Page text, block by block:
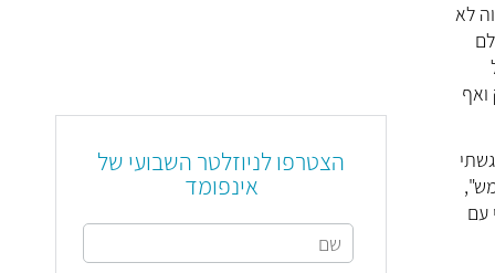
הגבוה לא
בני 26 עד 35, אשר כולם
ואף
עם
הצטרפו לניוזלטר השבועי של
אינפומד